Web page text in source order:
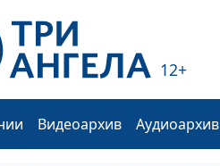
12+
Видеоархив Аудиоархив